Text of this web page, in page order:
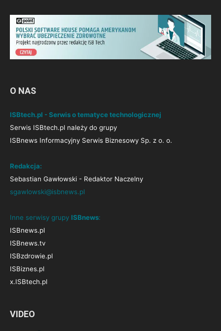
O NAS
ISBtech.pl - Serwis o tematyce technologicznej
Serwis ISBtech.pl należy do grupy
ISBnews Informacyjny Serwis Biznesowy Sp. z o. o.
Redakcja:
Sebastian Gawłowski - Redaktor Naczelny
sgawlowski@isbnews.pl
Inne serwisy grupy ISBnews:
ISBnews.pl
ISBnews.tv
ISBzdrowie.pl
ISBiznes.pl
x.ISBtech.pl
VIDEO